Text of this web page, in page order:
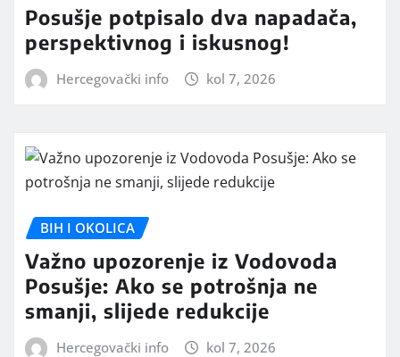
Posušje potpisalo dva napadača,
perspektivnog i iskusnog!
Hercegovački info kol 7, 2026
BIH I OKOLICA
Važno upozorenje iz Vodovoda
Posušje: Ako se potrošnja ne
smanji, slijede redukcije
Hercegovački info kol 7, 2026